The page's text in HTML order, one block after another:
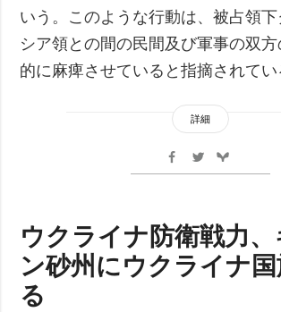
いう。このような行動は、被占領下
シア領との間の民間及び軍事の双
的に麻痺させていると指摘されてい
詳細
ウクライナ防衛戦力
ン砂州にウクライナ
る